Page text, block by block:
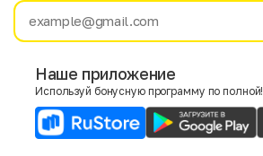
Имя
E-mail
Наше приложение
Используй бонусную программу по полной!